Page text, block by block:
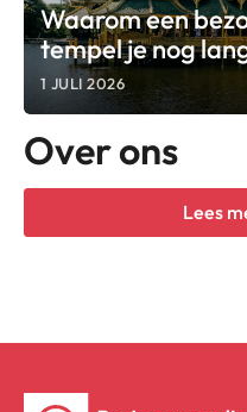
Waarom een
tempel je nog
1 JULI 2026
Over ons
Lees